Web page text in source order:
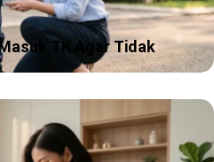
TK Agar Tidak
pulang. Tapi versi kenyataannya
keluarga, hanya saja pemeran